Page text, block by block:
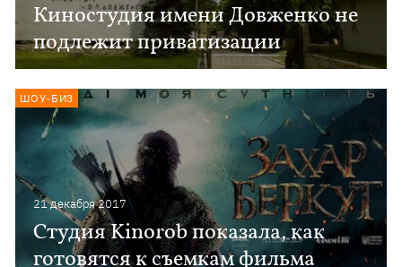
Киностудия имени Довженко не
подлежит приватизации
21 декабря 2017
Студия Kinorob показала, как
готовятся к съемкам фильма
ШОУ-БИЗ